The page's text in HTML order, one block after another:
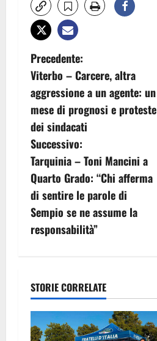
N
a
v
i
g
a
z
i
n
e
Precedente:
Viterbo – Carcere, altra
aggressione a un agente: un
mese di prognosi e proteste
dei sindacati
Successivo:
Tarquinia – Toni Mancini a
Quarto Grado: “Chi afferma
di sentire le parole di
Sempio se ne assume la
responsabilità”
STORIE CORRELATE